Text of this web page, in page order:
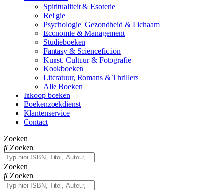
Spiritualiteit & Esoterie
Religie
Psychologie, Gezondheid & Lichaam
Economie & Management
Studieboeken
Fantasy & Sciencefiction
Kunst, Cultuur & Fotografie
Kookboeken
Literatuur, Romans & Thrillers
Alle Boeken
Inkoop boeken
Boekenzoekdienst
Klantenservice
Contact
Zoeken
Zoeken
Zoeken
Zoeken